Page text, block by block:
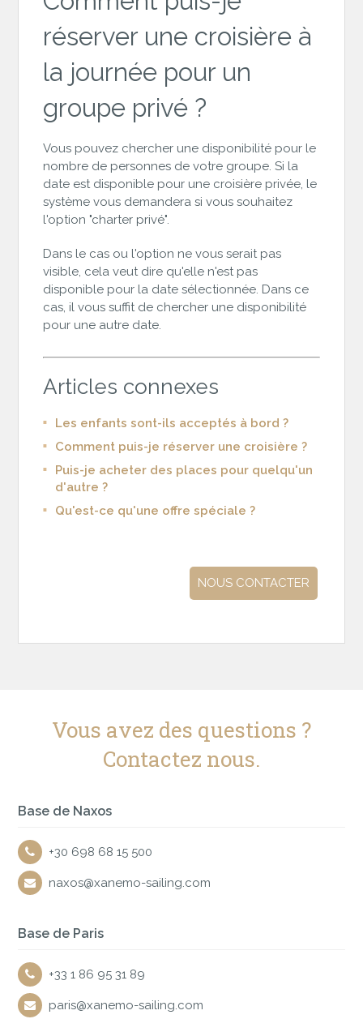
réserver une croisière à
la journée pour un
groupe privé ?
Vous pouvez chercher une disponibilité pour le
nombre de personnes de votre groupe. Si la
date est disponible pour une croisière privée, le
système vous demandera si vous souhaitez
l'option "charter privé".
Dans le cas ou l'option ne vous serait pas
visible, cela veut dire qu'elle n'est pas
disponible pour la date sélectionnée. Dans ce
cas, il vous suffit de chercher une disponibilité
pour une autre date.
Articles connexes
Les enfants sont-ils acceptés à bord ?
Comment puis-je réserver une croisière ?
Puis-je acheter des places pour quelqu'un
d'autre ?
Qu'est-ce qu'une offre spéciale ?
NOUS CONTACTER
Vous avez des questions ?
Contactez nous.
Base de Naxos
+30 698 68 15 500
naxos@xanemo-sailing.com
Base de Paris
+33 1 86 95 31 89
paris@xanemo-sailing.com